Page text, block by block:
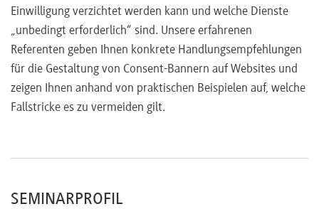
Einwilligung verzichtet werden kann und welche Dienste
„unbedingt erforderlich“ sind. Unsere erfahrenen
Referenten geben Ihnen konkrete Handlungsempfehlungen
für die Gestaltung von Consent-Bannern auf Websites und
zeigen Ihnen anhand von praktischen Beispielen auf, welche
Fallstricke es zu vermeiden gilt.
SEMINARPROFIL